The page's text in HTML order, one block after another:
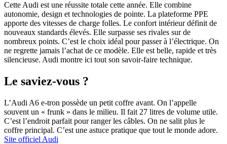
Cette Audi est une réussite totale cette année. Elle combine
autonomie, design et technologies de pointe. La plateforme PPE
apporte des vitesses de charge folles. Le confort intérieur définit de
nouveaux standards élevés. Elle surpasse ses rivales sur de
nombreux points. C’est le choix idéal pour passer à l’électrique. On
ne regrette jamais l’achat de ce modèle. Elle est belle, rapide et très
silencieuse. Audi montre ici tout son savoir-faire technique.
Le saviez-vous ?
L’Audi A6 e-tron possède un petit coffre avant. On l’appelle
souvent un « frunk » dans le milieu. Il fait 27 litres de volume utile.
C’est l’endroit parfait pour ranger les câbles. On ne salit plus le
coffre principal. C’est une astuce pratique que tout le monde adore.
Site officiel Audi